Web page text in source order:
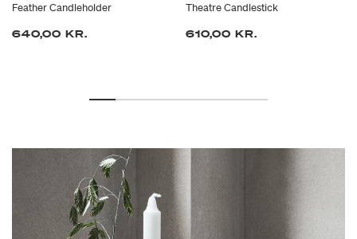
Feather Candleholder
640,00 KR.
Theatre Candlestick
610,00 KR.